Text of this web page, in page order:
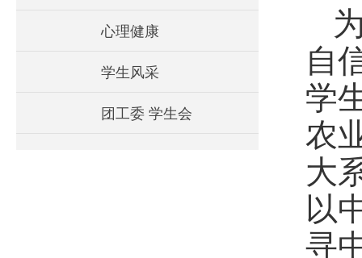
心理健康
学生风采
团工委 学生会
自
学
农
大
以
寻